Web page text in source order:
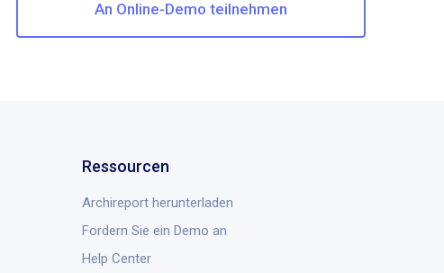
An Online-Demo teilnehmen
Ressourcen
Archireport herunterladen
Fordern Sie ein Demo an
Help Center